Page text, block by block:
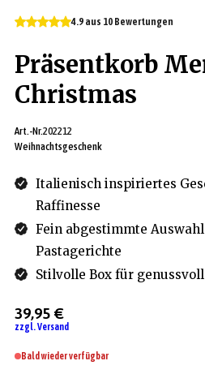
4.9 aus 10 Bewertungen
Präsentkorb
Christmas
Art.-Nr.202212
Weihnachtsgeschenk
Italienisch inspiriertes
Raffinesse
Fein abgestimmte
Pastagerichte
Stilvolle Box für
39,95 €
zzgl. Versand
Bald wieder verfügbar